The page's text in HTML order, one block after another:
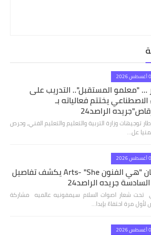
... "معلمو المستقبل".. التدريب على
الاصطناعي يختتم فعالياته بـ
الراصد24
توجيهات وزارة التربية والتعليم والتعليم الفني، وحرص
عل…
مهرجان "هي الفنون Arts- "She يكشف تفاصيل
جريده الراصد24
تحت شعار اصوات السلام سيمفونيه عالميه مشاركة
مرة احتفاءً بإبدا…